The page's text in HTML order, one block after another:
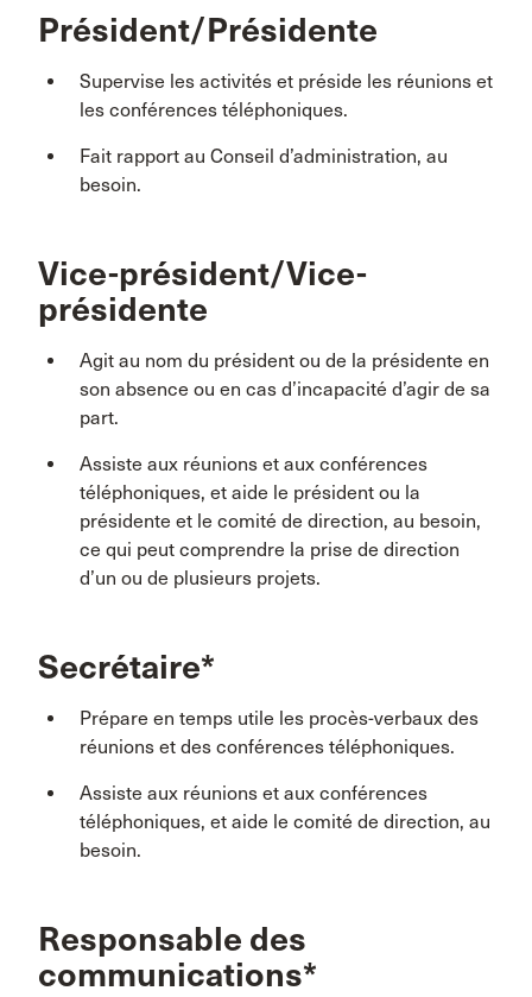
Président/Présidente
Supervise les activités et préside les réunions et
les conférences téléphoniques.
Fait rapport au Conseil d’administration, au
besoin.
Vice-président/Vice-
présidente
Agit au nom du président ou de la présidente en
son absence ou en cas d’incapacité d’agir de sa
part.
Assiste aux réunions et aux conférences
téléphoniques, et aide le président ou la
présidente et le comité de direction, au besoin,
ce qui peut comprendre la prise de direction
d’un ou de plusieurs projets.
Secrétaire*
Prépare en temps utile les procès-verbaux des
réunions et des conférences téléphoniques.
Assiste aux réunions et aux conférences
téléphoniques, et aide le comité de direction, au
besoin.
Responsable des
communications*